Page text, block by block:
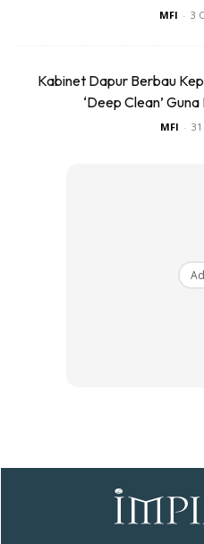
namun tidak bertakung
Mudah dibiakkan
Vitiligo: Ambil
MFI - 3
Kabinet Dapur Berbau
‘Deep Clean’
MFI -